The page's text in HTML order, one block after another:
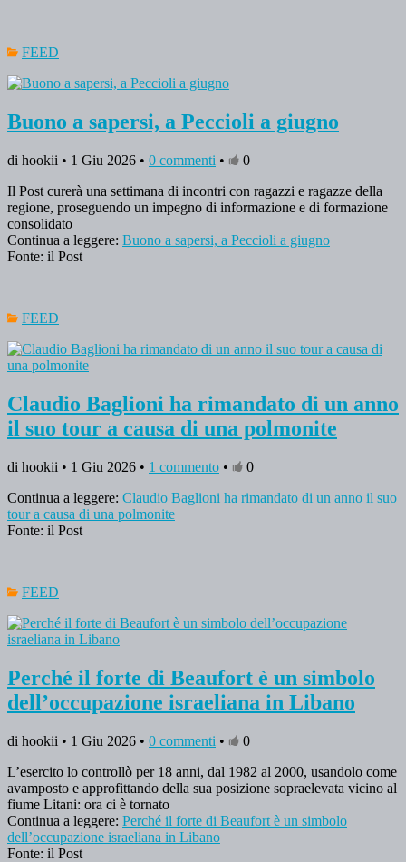
FEED
Buono a sapersi, a Peccioli a giugno
di hookii • 1 Giu 2026 • 0 commenti •
0
Il Post curerà una settimana di incontri con ragazzi e ragazze della
regione, proseguendo un impegno di informazione e di formazione
consolidato
Continua a leggere: Buono a sapersi, a Peccioli a giugno
Fonte: il Post
FEED
Claudio Baglioni ha rimandato di un anno
il suo tour a causa di una polmonite
di hookii • 1 Giu 2026 • 1 commento •
0
Continua a leggere: Claudio Baglioni ha rimandato di un anno il suo
tour a causa di una polmonite
Fonte: il Post
FEED
Perché il forte di Beaufort è un simbolo
dell’occupazione israeliana in Libano
di hookii • 1 Giu 2026 • 0 commenti •
0
L’esercito lo controllò per 18 anni, dal 1982 al 2000, usandolo come
avamposto e approfittando della sua posizione sopraelevata vicino al
fiume Litani: ora ci è tornato
Continua a leggere: Perché il forte di Beaufort è un simbolo
dell’occupazione israeliana in Libano
Fonte: il Post